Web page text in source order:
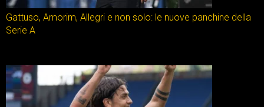
Gattuso, Amorim, Allegri e non solo: le nuove panchine della
Serie A